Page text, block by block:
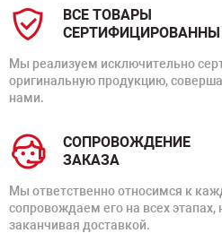
ВСЕ ТОВАРЫ
СЕРТИФИЦИРОВАННЫ
Мы реализуем исключительно
оригинальную продукцию,
нами.
СОПРОВОЖДЕНИЕ
ЗАКАЗА
Мы ответственно относимся к
сопровождаем его на всех
заканчивая доставкой.